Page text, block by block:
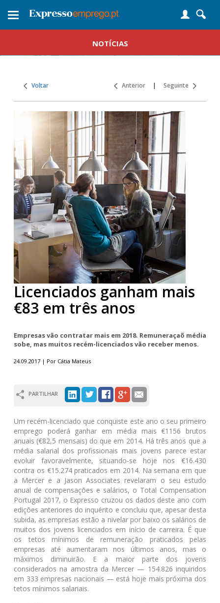
Toggle
NOTÍCIAS
Voltar Anterior | Seguinte
Licenciados ganham mais
€83 em três anos
Empresas vão contratar mais em 2018. Remuneraçaõ média
sobe, mas muitos recém-licenciados vão receber menos.
24.09.2017 | Por Cátia Mateus
PARTILHAR
Um recém-licenciado que conquiste este ano o seu primeiro
emprego poderá ganhar em média mais €1156 brutos
anuais (€82,5 mensais) do que em 2014. Há três anos que a
média salarial dos profissionais mais jovens parece estar
evoluir favoravelmente, situando-se hoje nos €16.430
contra os €15.274 praticados em 2014. Na semana em que
a Mercer e a Jason Associates revelaram o seu estudo
anual de compensações e salários, o Total Compensation
Portugal 2017, o Expresso cruzou os dados deste ano com
edições anteriores do inquérito e concluiu que, apesar desta
subida, as empresas estão a nivelar por baixo os salários de
muitos dos jovens licenciados em início de carreira. É que
os tetos mínimos de remuneração praticados pelas
empresas até aumentaram nos últimos anos, mas o
máximos diminuirão. E a maior parte dos jovens
considerados na amostra da Mercer — 154.826 inquiridos
em 333 empresas nacionais — está hoje mais próxima dos
tetos mínimos salariais.